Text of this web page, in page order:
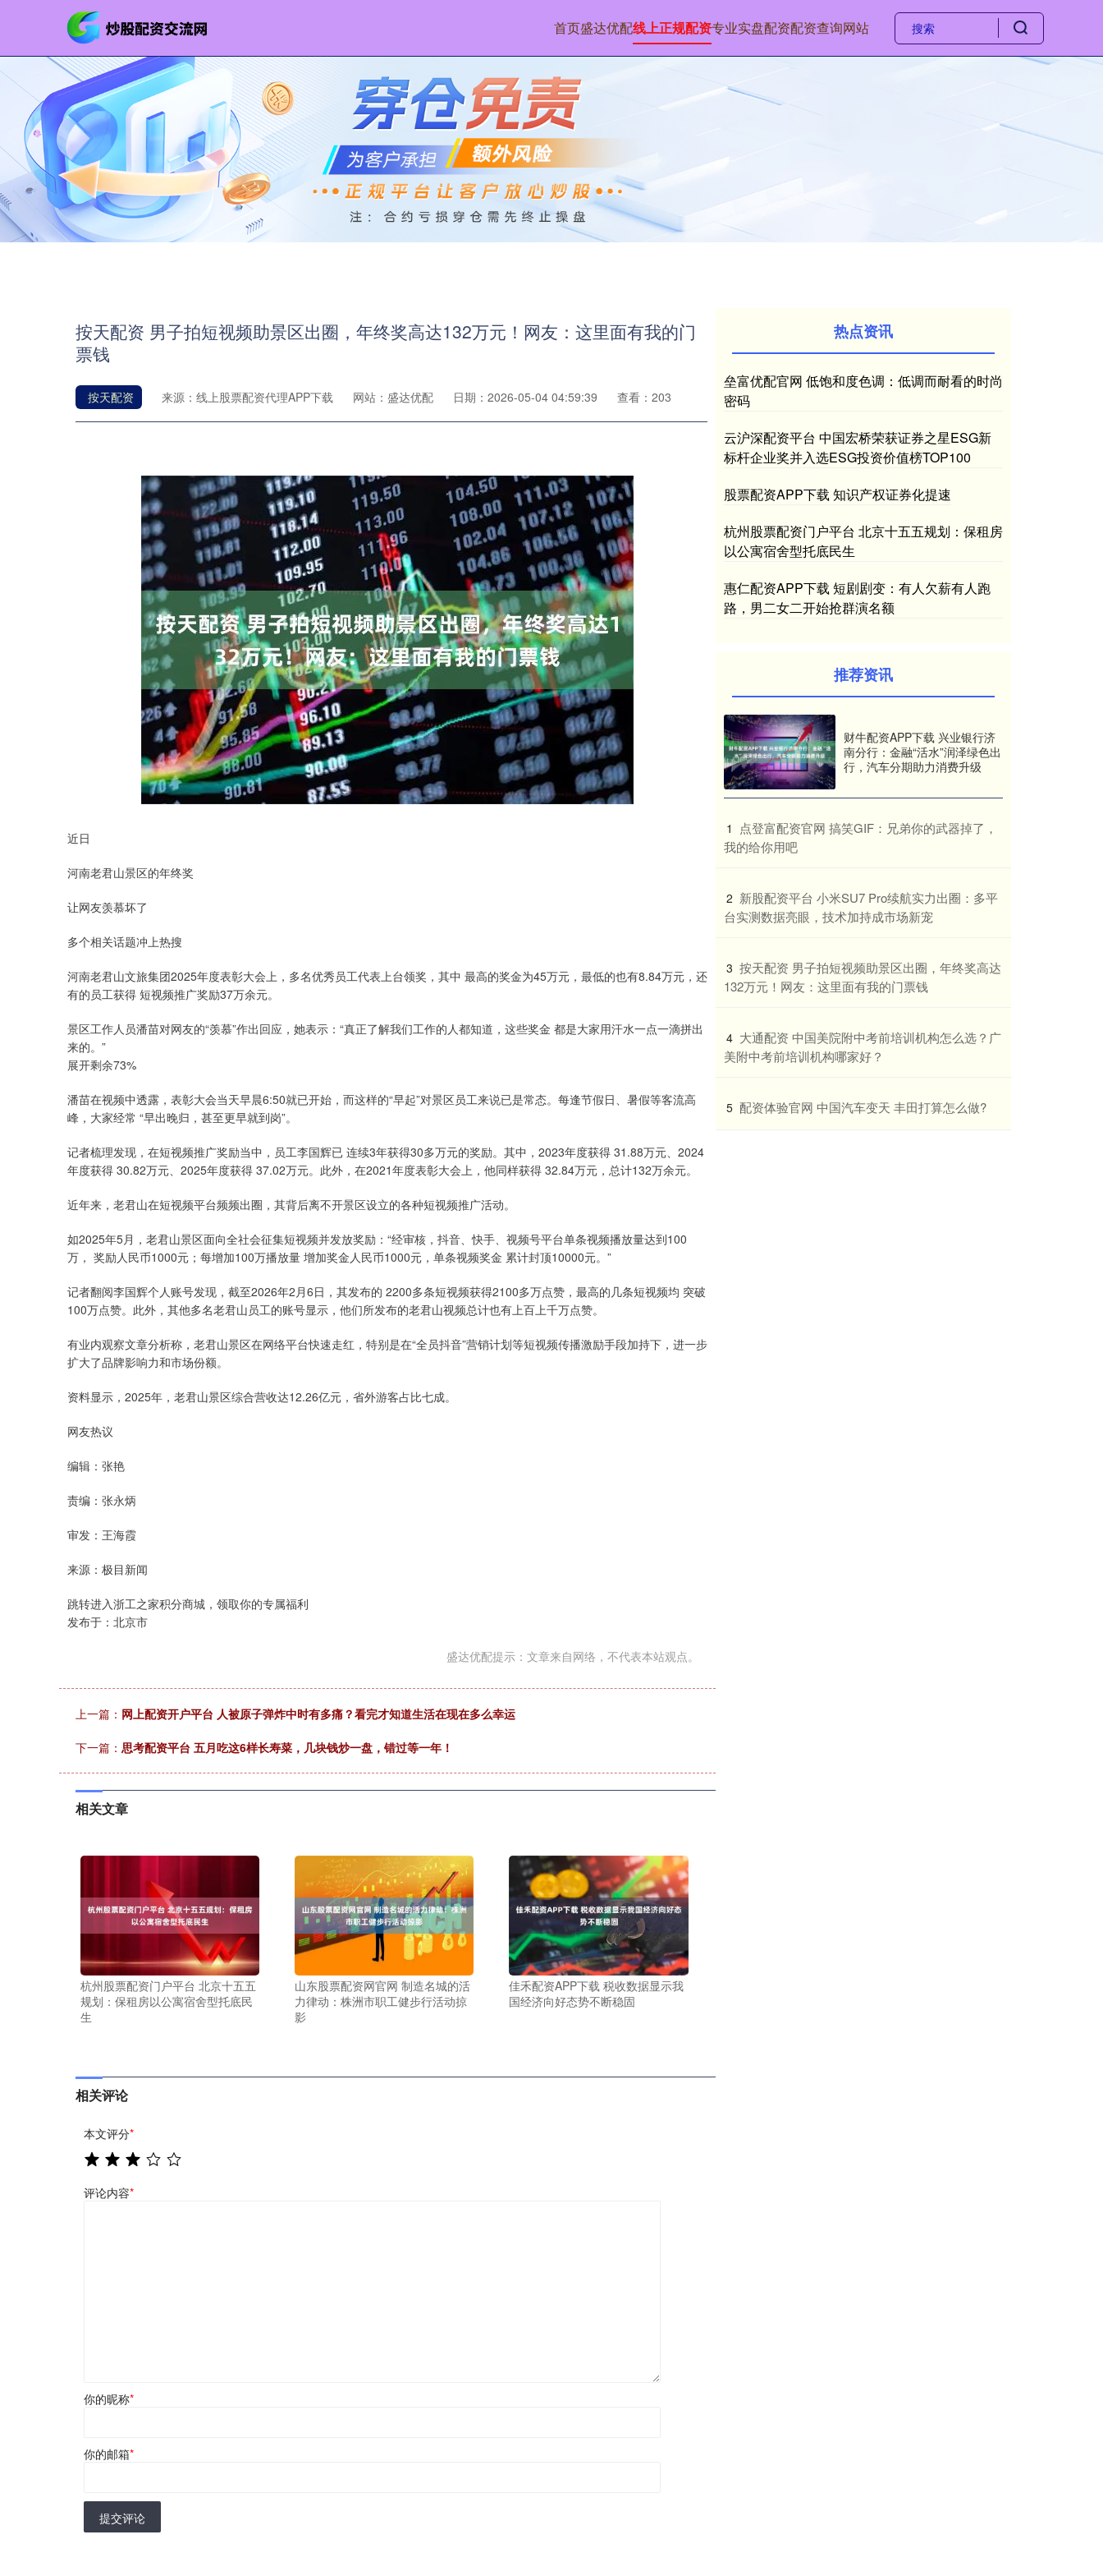
首页盛达优配线上正规配资专业实盘配资配资查询网站
按天配资 男子拍短视频助景区出圈，年终奖高达132万元！网友：这里面有我的门
票钱
按天配资 来源：线上股票配资代理APP下载 网站：盛达优配 日期：2026-05-04 04:59:39 查看：203
近日
河南老君山景区的年终奖
让网友羡慕坏了
多个相关话题冲上热搜
河南老君山文旅集团2025年度表彰大会上，多名优秀员工代表上台领奖，其中 最高的奖金为45万元，最低的也有8.84万元，还
有的员工获得 短视频推广奖励37万余元。
景区工作人员潘苗对网友的“羡慕”作出回应，她表示：“真正了解我们工作的人都知道，这些奖金 都是大家用汗水一点一滴拼出
来的。”
展开剩余73%
潘苗在视频中透露，表彰大会当天早晨6:50就已开始，而这样的“早起”对景区员工来说已是常态。每逢节假日、暑假等客流高
峰，大家经常 “早出晚归，甚至更早就到岗”。
记者梳理发现，在短视频推广奖励当中，员工李国辉已 连续3年获得30多万元的奖励。其中，2023年度获得 31.88万元、2024
年度获得 30.82万元、2025年度获得 37.02万元。此外，在2021年度表彰大会上，他同样获得 32.84万元，总计132万余元。
近年来，老君山在短视频平台频频出圈，其背后离不开景区设立的各种短视频推广活动。
如2025年5月，老君山景区面向全社会征集短视频并发放奖励：“经审核，抖音、快手、视频号平台单条视频播放量达到100
万， 奖励人民币1000元；每增加100万播放量 增加奖金人民币1000元，单条视频奖金 累计封顶10000元。”
记者翻阅李国辉个人账号发现，截至2026年2月6日，其发布的 2200多条短视频获得2100多万点赞，最高的几条短视频均 突破
100万点赞。此外，其他多名老君山员工的账号显示，他们所发布的老君山视频总计也有上百上千万点赞。
有业内观察文章分析称，老君山景区在网络平台快速走红，特别是在“全员抖音”营销计划等短视频传播激励手段加持下，进一步
扩大了品牌影响力和市场份额。
资料显示，2025年，老君山景区综合营收达12.26亿元，省外游客占比七成。
网友热议
编辑：张艳
责编：张永炳
审发：王海霞
来源：极目新闻
跳转进入浙工之家积分商城，领取你的专属福利
发布于：北京市
盛达优配提示：文章来自网络，不代表本站观点。
上一篇： 网上配资开户平台 人被原子弹炸中时有多痛？看完才知道生活在现在多么幸运
下一篇： 思考配资平台 五月吃这6样长寿菜，几块钱炒一盘，错过等一年！
相关文章
杭州股票配资门户平台 北京十五五
规划：保租房以公寓宿舍型托底民
生
山东股票配资网官网 制造名城的活
力律动：株洲市职工健步行活动掠
影
佳禾配资APP下载 税收数据显示我
国经济向好态势不断稳固
相关评论
本文评分*
评论内容*
你的昵称*
你的邮箱*
提交评论
热点资讯
垒富优配官网 低饱和度色调：低调而耐看的时尚
密码
云沪深配资平台 中国宏桥荣获证券之星ESG新
标杆企业奖并入选ESG投资价值榜TOP100
股票配资APP下载 知识产权证券化提速
杭州股票配资门户平台 北京十五五规划：保租房
以公寓宿舍型托底民生
惠仁配资APP下载 短剧剧变：有人欠薪有人跑
路，男二女二开始抢群演名额
推荐资讯
财牛配资APP下载 兴业银行济
南分行：金融“活水”润泽绿色出
行，汽车分期助力消费升级
1
​点登富配资官网 搞笑GIF：兄弟你的武器掉了，
我的给你用吧
2 ​新股配资平台 小米SU7 Pro续航实力出圈：多平
台实测数据亮眼，技术加持成市场新宠
3 ​按天配资 男子拍短视频助景区出圈，年终奖高达
132万元！网友：这里面有我的门票钱
4 ​大通配资 中国美院附中考前培训机构怎么选？广
美附中考前培训机构哪家好？
5 ​配资体验官网 中国汽车变天 丰田打算怎么做?